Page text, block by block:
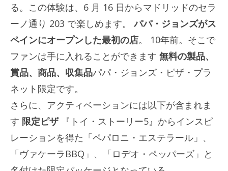
る。この体験は、6 月 16 日からマドリッドのセラ
ーノ通り 203 で楽しめます。パパ・ジョンズがス
ペインにオープンした最初の店。 10年前。そこで
ファンは手に入れることができます 無料の製品、
賞品、商品、収集品パパ・ジョンズ・ピザ・プラ
ネット限定です。
さらに、アクティベーションには以下が含まれま
す 限定ピザ『トイ・ストーリー5』からインスピ
レーションを得た「ペパロニ・エステラール」、
「ヴァケーラBBQ」、「ロデオ・ペッパーズ」と